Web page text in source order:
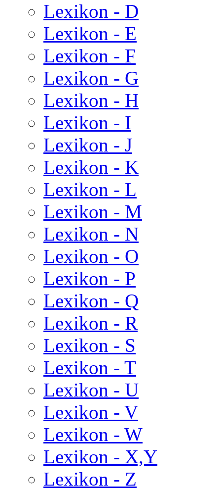
Lexikon - D
Lexikon - E
Lexikon - F
Lexikon - G
Lexikon - H
Lexikon - I
Lexikon - J
Lexikon - K
Lexikon - L
Lexikon - M
Lexikon - N
Lexikon - O
Lexikon - P
Lexikon - Q
Lexikon - R
Lexikon - S
Lexikon - T
Lexikon - U
Lexikon - V
Lexikon - W
Lexikon - X,Y
Lexikon - Z